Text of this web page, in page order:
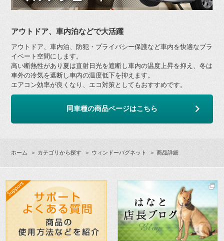
アウトドア、車内泊などで大活躍
アウトドア、車内泊、防犯・プライバシー保護など車内を快適なプラ
イベート空間にします。
高い断熱性があり夏は直射日光を遮断し車内の温度上昇を抑え、冬は
車外の冷気を遮断し車内の温度低下を抑えます。
エアコン効率が良くなり、エコ対策としてもおすすめです。
同車種の商品ページはこちら
ホーム ＞ カテゴリから探す ＞ ウィンドーバグネット ＞ 商品詳細